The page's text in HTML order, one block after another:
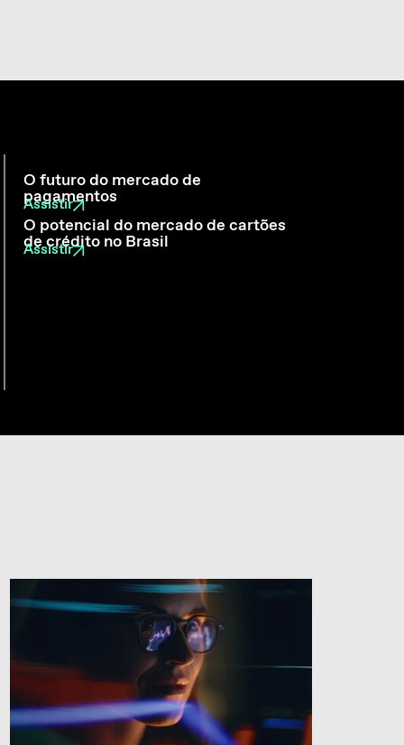
O futuro do mercado de
pagamentos
Assistir
O potencial do mercado de cartões
de crédito no Brasil
Assistir